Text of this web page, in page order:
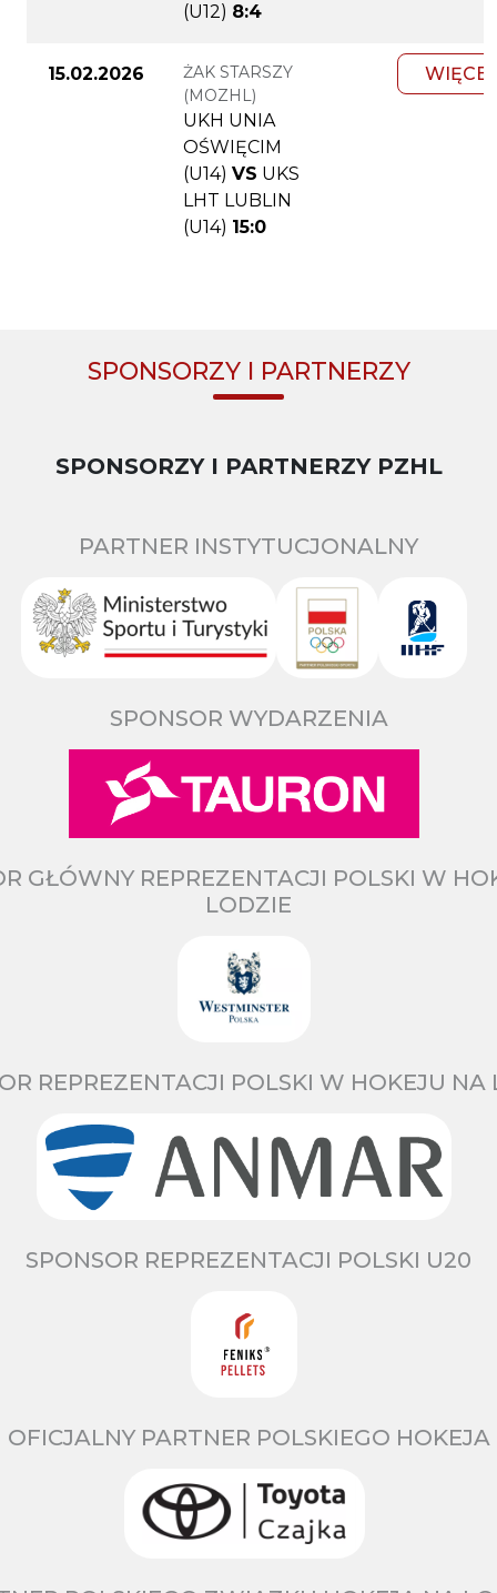
(U12) 8:4
15.02.2026
ŻAK STARSZY
(MOZHL)
UKH UNIA
OŚWIĘCIM
(U14) VS UKS
LHT LUBLIN
(U14) 15:0
WIĘCEJ
SPONSORZY I PARTNERZY
SPONSORZY I PARTNERZY PZHL
PARTNER INSTYTUCJONALNY
SPONSOR WYDARZENIA
GŁÓWNY REPREZENTACJI POLSKI W
LODZIE
REPREZENTACJI POLSKI W HOKEJU NA
SPONSOR REPREZENTACJI POLSKI U20
OFICJALNY PARTNER POLSKIEGO HOKEJA